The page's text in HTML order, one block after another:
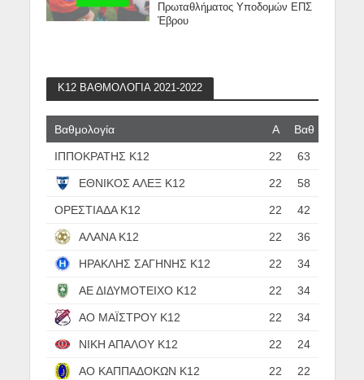
Πρωταθλήματος Υποδομών ΕΠΣ
Έβρου
Κ12 ΒΑΘΜΟΛΟΓΙΑ 2021-2022
Βαθμολογία Α Βαθ
ΙΠΠΟΚΡΑΤΗΣ Κ12 22 63
ΕΘΝΙΚΟΣ ΑΛΕΞ Κ12 22 58
ΟΡΕΣΤΙΑΔΑ Κ12 22 42
ΑΛΑΝΑ Κ12 22 36
ΗΡΑΚΛΗΣ ΣΑΓΗΝΗΣ Κ12 22 34
ΑΕ ΔΙΔΥΜΟΤΕΙΧΟ Κ12 22 34
ΑΟ ΜΑΪΣΤΡΟΥ Κ12 22 34
ΝΙΚΗ ΑΠΑΛΟΥ Κ12 22 24
ΑΟ ΚΑΠΠΑΔΟΚΩΝ Κ12 22 22